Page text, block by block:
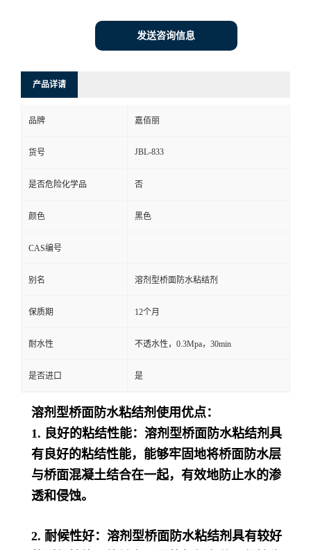
发送咨询信息
产品详请
品牌 嘉佰丽
货号 JBL-833
是否危险化学品 否
颜色 黑色
CAS编号
别名 溶剂型桥面防水粘结剂
保质期 12个月
耐水性 不透水性，0.3Mpa，30min
是否进口 是
溶剂型桥面防水粘结剂使用优点：
1. 良好的粘结性能：溶剂型桥面防水粘结剂具
有良好的粘结性能，能够牢固地将桥面防水层
与桥面混凝土结合在一起，有效地防止水的渗
透和侵蚀。
2. 耐候性好：溶剂型桥面防水粘结剂具有较好